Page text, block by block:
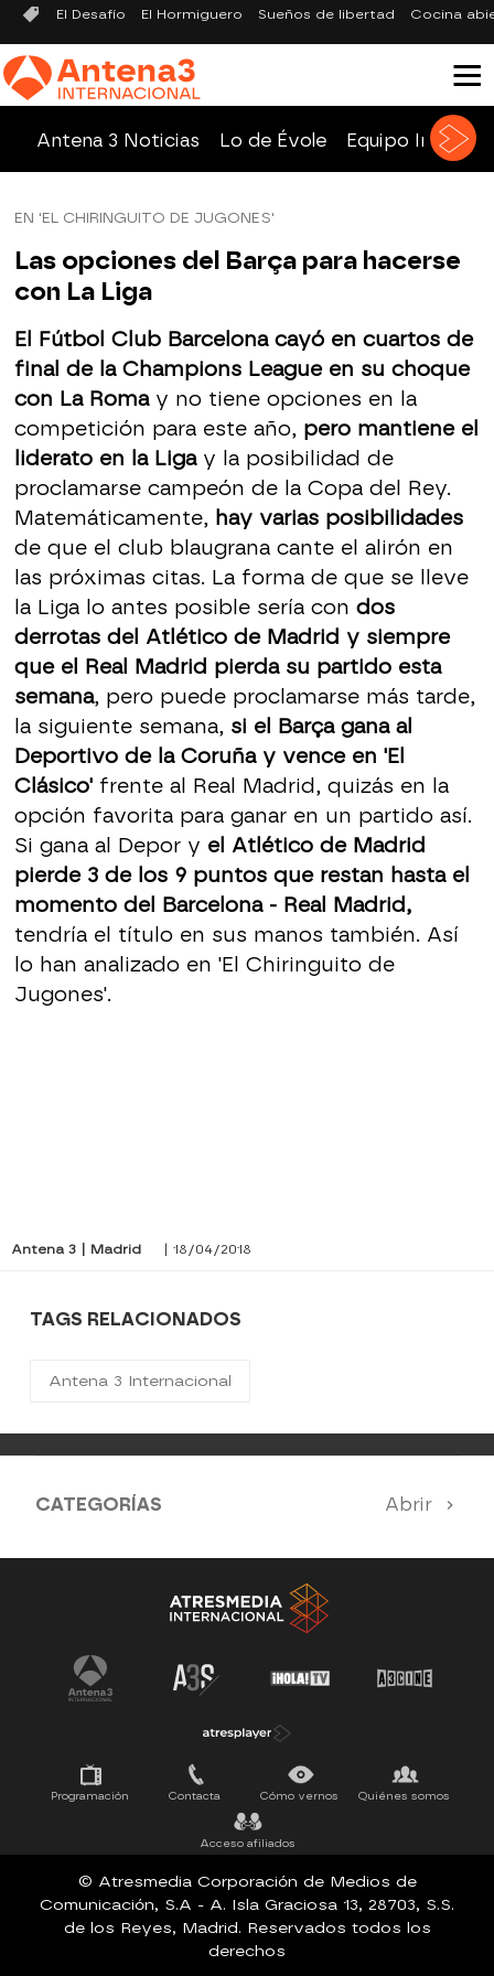
El Desafío El Hormiguero Sueños de libertad Cocina
Antena 3 Noticias Lo de Évole Equipo
EN 'EL CHIRINGUITO DE JUGONES'
Las opciones del Barça para hacerse
con La Liga
El Fútbol Club Barcelona cayó en cuartos de
final de la Champions League en su choque
con La Romay no tiene opciones en la
competición para este año, pero mantiene el
liderato en la Ligay la posibilidad de
proclamarse campeón de la Copa del Rey.
Matemáticamente, hay varias posibilidades
de que el club blaugrana cante el alirón en
las próximas citas. La forma de que se lleve
la Liga lo antes posible sería con dos
derrotas del Atlético de Madrid y siempre
que el Real Madrid pierda su partido esta
semana, pero puede proclamarse más tarde,
la siguiente semana, si el Barça gana al
Deportivo de la Coruña y vence en 'El
Clásico' frente al Real Madrid, quizás en la
opción favorita para ganar en un partido así.
Si gana al Depor y el Atlético de Madrid
pierde 3 de los 9 puntos que restan hasta el
momento del Barcelona - Real Madrid,
tendría el título en sus manos también. Así
lo han analizado en 'El Chiringuito de
Jugones'.
Antena 3 | Madrid | 18/04/2018
TAGS RELACIONADOS
Antena 3 Internacional
CATEGORÍAS Abrir
Antena 3 Noticias El Hormiguero
La Ruleta de la Suerte Tu cara me suena
Pasapalabra
Programación Contacta Cómo vernos Quiénes somos
Acceso afiliados
© Atresmedia Corporación de Medios de
Comunicación, S.A - A. Isla Graciosa 13, 28703, S.S.
de los Reyes, Madrid. Reservados todos los
derechos